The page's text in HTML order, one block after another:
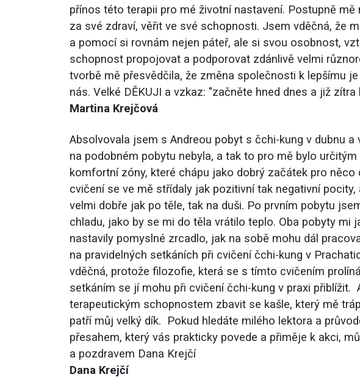
přínos této terapii pro mé životní nastavení. Postupně
za své zdraví, věřit ve své schopnosti. Jsem vděčná, že
a pomocí si rovnám nejen páteř, ale si svou osobnost,
schopnost propojovat a podporovat zdánlivě velmi
tvorbě mě přesvědčila, že změna společnosti k lepšímu
nás. Velké DĚKUJI a vzkaz: "začněte hned dnes a již zítra
Martina Krejčová
Absolvovala jsem s Andreou pobyt s čchi-kung v dubnu a
na podobném pobytu nebyla, a tak to pro mě bylo
komfortní zóny, které chápu jako dobrý začátek pro
cvičení se ve mě střídaly jak pozitivní tak negativní
velmi dobře jak po těle, tak na duši. Po prvním pobytu
chladu, jako by se mi do těla vrátilo teplo. Oba pobyty mi
nastavily pomyslné zrcadlo, jak na sobě mohu dál
na pravidelných setkáních při cvičení čchi-kung v
vděčná, protože filozofie, která se s tímto cvičením
setkáním se jí mohu při cvičení čchi-kung v praxi přiblížit.
terapeutickým schopnostem zbavit se kašle, který mě
patří můj velký dík. Pokud hledáte milého lektora a
přesahem, který vás prakticky povede a přiměje k akci,
a pozdravem Dana Krejčí
Dana Krejčí